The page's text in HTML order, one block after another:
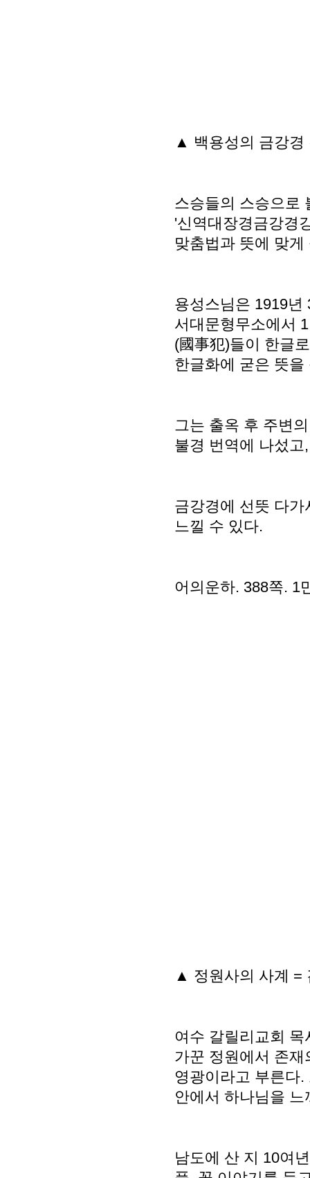
▲ 백용성의 금강경
스승들의 스승으로
'신역대장경금강경
맞춤법과 뜻에 맞
용성스님은 1919년
서대문형무소에서
(國事犯)들이 한글
한글화에 굳은 뜻
그는 출옥 후 주변
불경 번역에 나섰
금강경에 선뜻 다
느낄 수 있다.
어의운하. 388쪽. 1
▲ 정원사의 사계 =
여수 갈릴리교회
가꾼 정원에서 존
영광이라고 부른다
안에서 하나님을
남도에 산 지 10여